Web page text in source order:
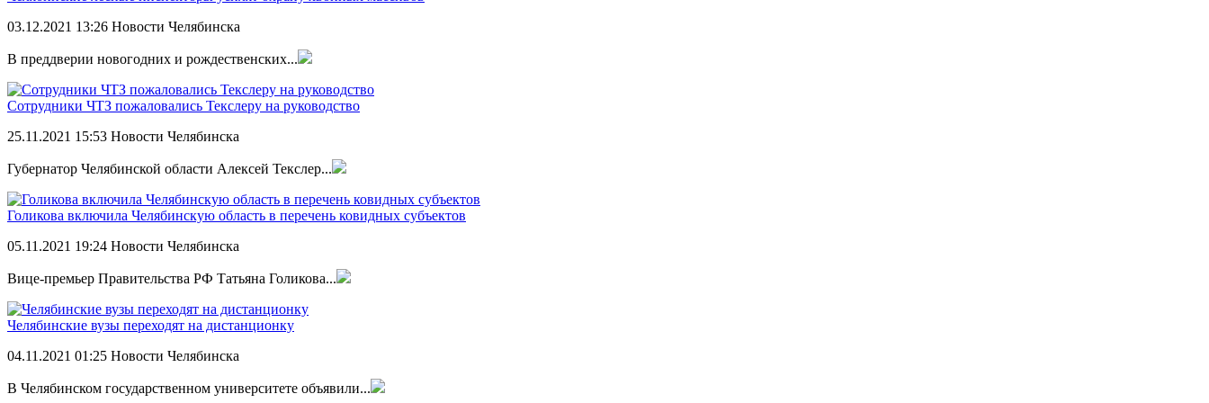
03.12.2021 13:26 Новости Челябинска
В преддверии новогодних и рождественских...
Сотрудники ЧТЗ пожаловались Текслеру на руководство
25.11.2021 15:53 Новости Челябинска
Губернатор Челябинской области Алексей Текслер...
Голикова включила Челябинскую область в перечень ковидных субъектов
05.11.2021 19:24 Новости Челябинска
Вице-премьер Правительства РФ Татьяна Голикова...
Челябинские вузы переходят на дистанционку
04.11.2021 01:25 Новости Челябинска
В Челябинском государственном университете объявили...